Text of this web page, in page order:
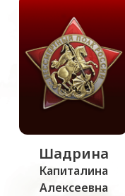
Шадрина
Капиталина
Алексеевна